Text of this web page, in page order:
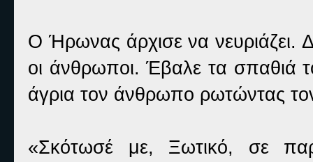
Ο Ήρωνας άρχισε να νευριάζει.
οι άνθρωποι. Έβαλε τα σπαθιά
άγρια τον άνθρωπο ρωτώντας
«Σκότωσέ με, Ξωτικό, σε